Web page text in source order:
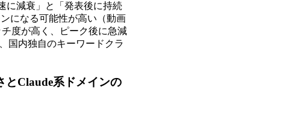
に減衰」と「発表後に持続
になる可能性が高い（動画
度が高く、ピーク後に急減
国内独自のキーワードクラ
とClaude系ドメインの